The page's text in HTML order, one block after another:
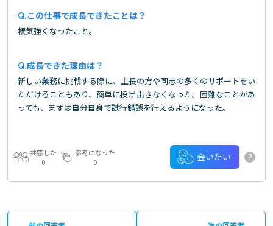
この仕事で成長できたことは？
根気強くなったこと。
成長できた理由は？
新しい業務に挑戦する際に、上長の方や同志の多くのサポートをい
ただけることもあり、簡単に投げ出さなくなった。困難なことがあ
っても、まずは自分自身で試行錯誤を行えるようになった。
共感した
0
参考になった
0
会いたい ?